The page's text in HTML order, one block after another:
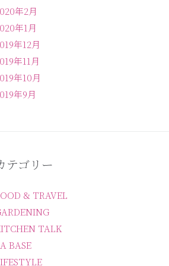
年2月
年1月
年12月
年11月
年10月
年9月
テゴリー
& TRAVEL
TALK
BASE